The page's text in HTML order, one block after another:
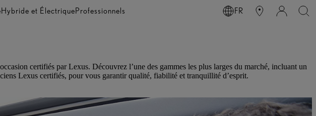
Hybride et ÉlectriqueProfessionnels FR
certifiés par Lexus. Découvrez l’une des gammes les plus larges du marché, incluant un
Lexus certifiés, pour vous garantir qualité, fiabilité et tranquillité d’esprit.